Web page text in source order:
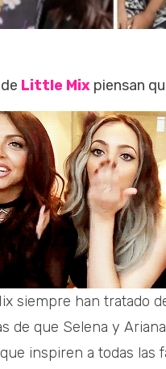
Little Mix piensan
siempre han tratado
de que Selena y
inspiren a todas las